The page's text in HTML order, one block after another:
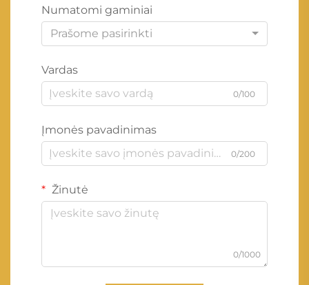
Numatomi gaminiai
Prašome pasirinkti
Vardas
0/100
Įmonės pavadinimas
0/200
Žinutė
0/1000